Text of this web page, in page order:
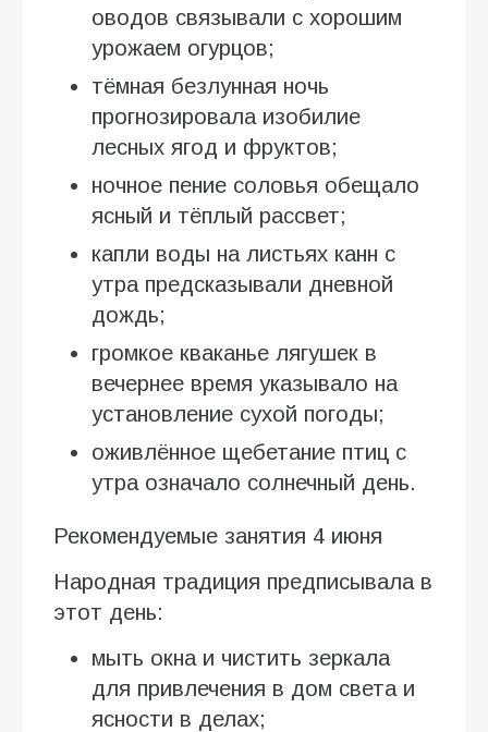
оводов связывали с хорошим
урожаем огурцов;
тёмная безлунная ночь
прогнозировала изобилие
лесных ягод и фруктов;
ночное пение соловья обещало
ясный и тёплый рассвет;
капли воды на листьях канн с
утра предсказывали дневной
дождь;
громкое кваканье лягушек в
вечернее время указывало на
установление сухой погоды;
оживлённое щебетание птиц с
утра означало солнечный день.
Рекомендуемые занятия 4 июня
Народная традиция предписывала в
этот день:
мыть окна и чистить зеркала
для привлечения в дом света и
ясности в делах;